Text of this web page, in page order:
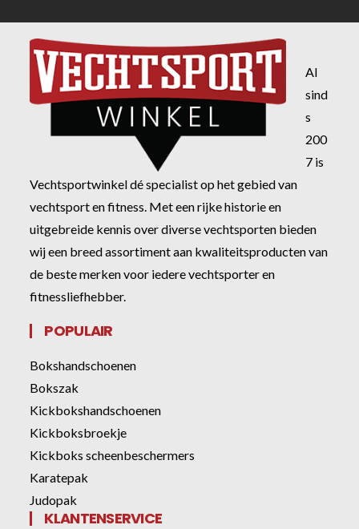
Al
sind
s
200
7 is
Vechtsportwinkel dé specialist op het gebied van
vechtsport en fitness. Met een rijke historie en
uitgebreide kennis over diverse vechtsporten bieden
wij een breed assortiment aan kwaliteitsproducten van
de beste merken voor iedere vechtsporter en
fitnessliefhebber.
POPULAIR
Bokshandschoenen
Bokszak
Kickbokshandschoenen
Kickboksbroekje
Kickboks scheenbeschermers
Karatepak
Judopak
KLANTENSERVICE